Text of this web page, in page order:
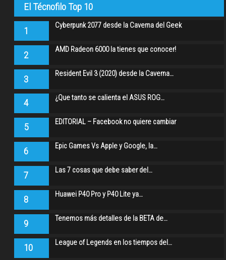
El Técnofilo Top 10
1 Cyberpunk 2077 desde la Caverna del Geek
2 AMD Radeon 6000 la tienes que conocer!
3 Resident Evil 3 (2020) desde la Caverna…
4 ¿Que tanto se calienta el ASUS ROG…
5 EDITORIAL – Facebook no quiere cambiar
6 Epic Games Vs Apple y Google, la…
7 Las 7 cosas que debe saber del…
8 Huawei P40 Pro y P40 Lite ya…
9 Tenemos más detalles de la BETA de…
10 League of Legends en los tiempos del…